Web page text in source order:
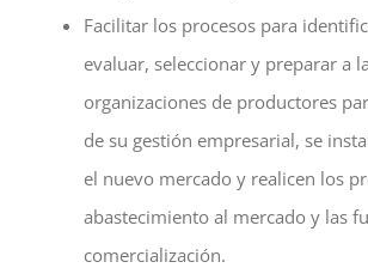
Facilitar los procesos para
evaluar, seleccionar y preparar a
organizaciones de productores
de su gestión empresarial, se
el nuevo mercado y realicen los
abastecimiento al mercado y las
comercialización.